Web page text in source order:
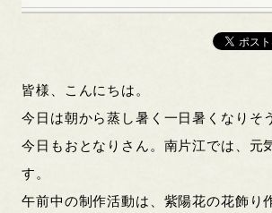
皆様、こんにちは。
今日は朝から蒸し暑く一日暑くなりそ
今日もおとなりさん。南片江では、元
す。
午前中の制作活動は、紫陽花の花飾り